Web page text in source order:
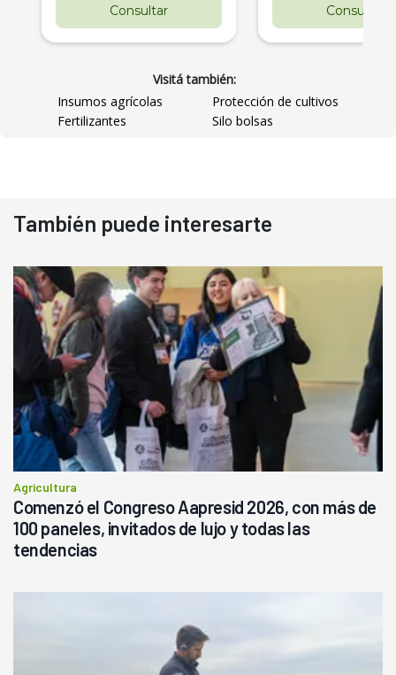
Consultar Consultar
Visitá también:
Insumos agrícolas
Protección de cultivos
Fertilizantes
Silo bolsas
También puede interesarte
Agricultura
Comenzó el Congreso Aapresid 2026, con más de
100 paneles, invitados de lujo y todas las
tendencias